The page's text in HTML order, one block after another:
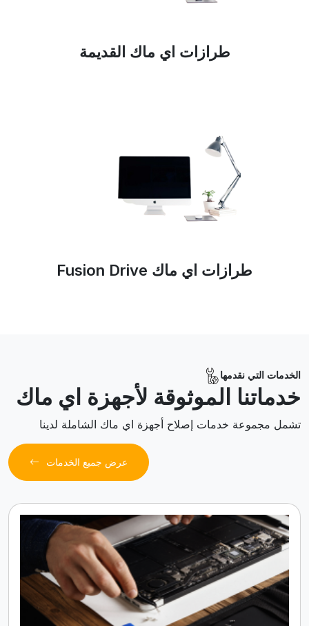
طرازات اي ماك القديمة
طرازات اي ماك Fusion Drive
الخدمات التي نقدمها
خدماتنا الموثوقة لأجهزة اي ماك
تشمل مجموعة خدمات إصلاح أجهزة اي ماك الشاملة لدينا
عرض جميع الخدمات